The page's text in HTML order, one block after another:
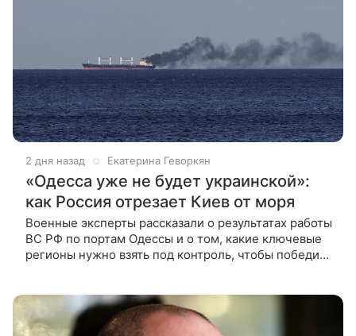
2 дня назад Екатерина Геворкян
«Одесса уже не будет украинской»:
как Россия отрезает Киев от моря
Военные эксперты рассказали о результатах работы
ВС РФ по портам Одессы и о том, какие ключевые
регионы нужно взять под контроль, чтобы победить